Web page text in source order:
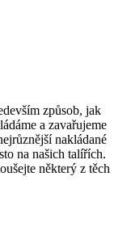
způsob, jak
a zavařujeme
nakládané
na našich talířích.
některý z těch